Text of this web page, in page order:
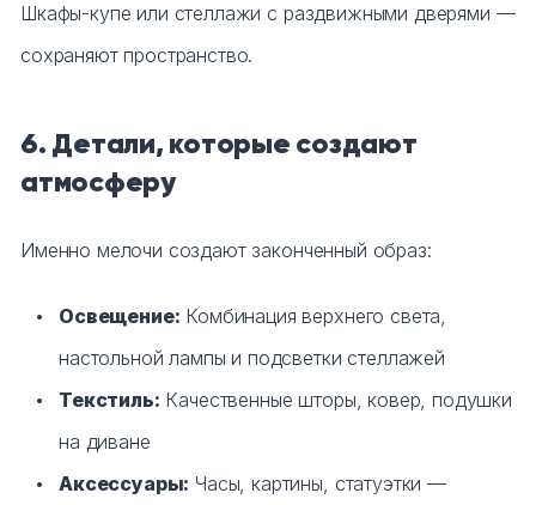
Шкафы-купе или стеллажи с раздвижными дверями —
сохраняют пространство.
6. Детали, которые создают
атмосферу
Именно мелочи создают законченный образ:
Освещение: Комбинация верхнего света,
настольной лампы и подсветки стеллажей
Текстиль: Качественные шторы, ковер, подушки
на диване
Аксессуары: Часы, картины, статуэтки —